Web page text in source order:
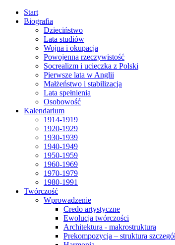
Start
Biografia
Dzieciństwo
Lata studiów
Wojna i okupacja
Powojenna rzeczywistość
Socrealizm i ucieczka z Polski
Pierwsze lata w Anglii
Małżeństwo i stabilizacja
Lata spełnienia
Osobowość
Kalendarium
1914-1919
1920-1929
1930-1939
1940-1949
1950-1959
1960-1969
1970-1979
1980-1991
Twórczość
Wprowadzenie
Credo artystyczne
Ewolucja twórczości
Architektura - makrostruktura
Prekompozycja – struktura